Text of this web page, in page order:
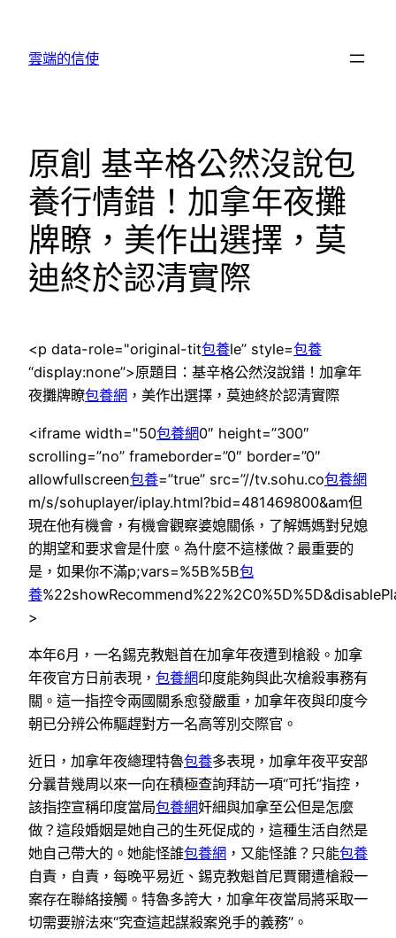
雲端的信使
原創 基辛格公然沒說包
養行情錯！加拿年夜攤
牌瞭，美作出選擇，莫
迪終於認清實際
<p data-role="original-tit包養le” style=包養
“display:none”>原題目：基辛格公然沒說錯！加拿年
夜攤牌瞭包養網 ，美作出選擇，莫迪終於認清實際
<iframe width="50包養網0″ height=”300″
scrolling=”no” frameborder=”0″ border=”0″
allowfullscreen包養=”true” src=”//tv.sohu.co包養網
m/s/sohuplayer/iplay.html?bid=481469800&am但
現在他有機會，有機會觀察婆媳關係，了解媽媽對兒媳
的期望和要求會是什麼。為什麼不這樣做？最重要的
是，如果你不滿p;vars=%5B%5B包
養
>
本年6月，一名錫克教魁首在加拿年夜遭到槍殺。加拿
年夜官方日前表現， 包養網印度能夠與此次槍殺事務有
關。這一指控令兩國關系愈發嚴重，加拿年夜與印度今
朝已分辨公佈驅趕對方一名高等別交際官。
近日，加拿年夜總理特魯包養多表現，加拿年夜平安部
分曩昔幾周以來一向在積極查詢拜訪一項“可托”指控，
該指控宣稱印度當局包養網奸細與加拿至公但是怎麼
做？這段婚姻是她自己的生死促成的，這種生活自然是
她自己帶大的。她能怪誰包養網 ，又能怪誰？只能包養
自責，自責，每晚平易近、錫克教魁首尼賈爾遭槍殺一
案存在聯絡接觸。特魯多誇大，加拿年夜當局將采取一
切需要辦法來“究查這起謀殺案兇手的義務”。